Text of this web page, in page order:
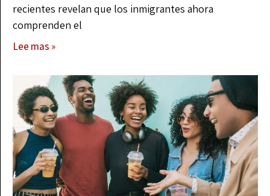
recientes revelan que los inmigrantes ahora
comprenden el
Lee mas »